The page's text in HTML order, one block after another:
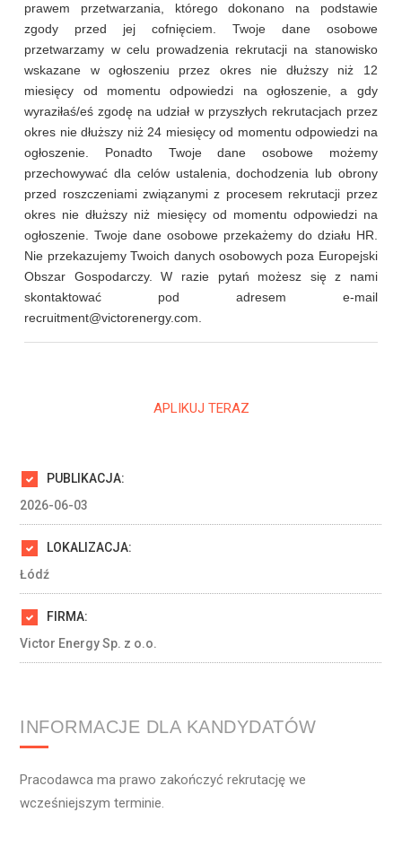
prawem przetwarzania, którego dokonano na podstawie
zgody przed jej cofnięciem. Twoje dane osobowe
przetwarzamy w celu prowadzenia rekrutacji na stanowisko
wskazane w ogłoszeniu przez okres nie dłuższy niż 12
miesięcy od momentu odpowiedzi na ogłoszenie, a gdy
wyraziłaś/eś zgodę na udział w przyszłych rekrutacjach przez
okres nie dłuższy niż 24 miesięcy od momentu odpowiedzi na
ogłoszenie. Ponadto Twoje dane osobowe możemy
przechowywać dla celów ustalenia, dochodzenia lub obrony
przed roszczeniami związanymi z procesem rekrutacji przez
okres nie dłuższy niż miesięcy od momentu odpowiedzi na
ogłoszenie. Twoje dane osobowe przekażemy do działu HR.
Nie przekazujemy Twoich danych osobowych poza Europejski
Obszar Gospodarczy. W razie pytań możesz się z nami
skontaktować pod adresem e-mail
recruitment@victorenergy.com
APLIKUJ TERAZ
PUBLIKACJA:
2026-06-03
LOKALIZACJA:
Łódź
FIRMA:
Victor Energy Sp. z o.o.
INFORMACJE DLA KANDYDATÓW
Pracodawca ma prawo zakończyć rekrutację we
wcześniejszym terminie.